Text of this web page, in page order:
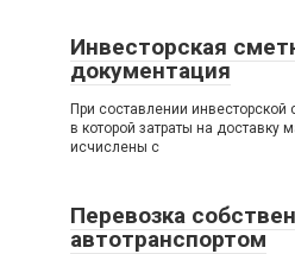
Инвесторская
документация
При составлении
в которой затраты на доставку
исчислены с
Перевозка
автотранспортом